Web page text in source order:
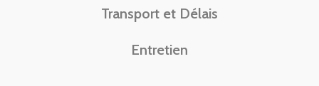
Transport et Délais
Entretien